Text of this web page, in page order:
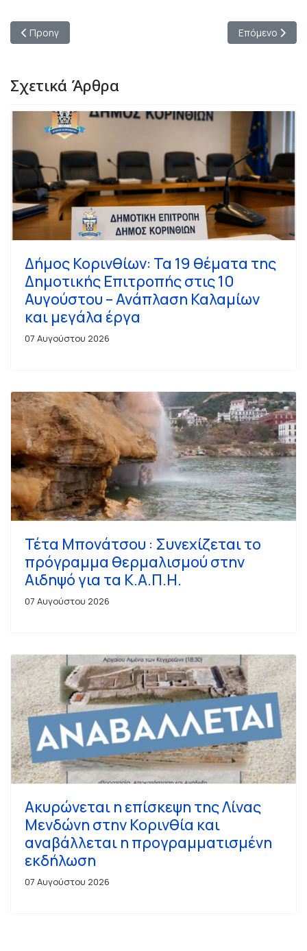
Προηγούμενο άρθρο: Τάσος Καλαντζής: «Οι νέοι πρέπει να
Προηγ Επόμενο
Επόμενο
Σχετικά Άρθρα
Δήμος Κορινθίων: Τα 19 θέματα της
Δημοτικής Επιτροπής στις 10
Αυγούστου – Ανάπλαση Καλαμίων
και μεγάλα έργα
07 Αυγούστου 2026
Τέτα Μπονάτσου : Συνεχίζεται το
πρόγραμμα θερμαλισμού στην
Αιδηψό για τα Κ.Α.Π.Η.
07 Αυγούστου 2026
Ακυρώνεται η επίσκεψη της Λίνας
Μενδώνη στην Κορινθία και
αναβάλλεται η προγραμματισμένη
εκδήλωση
07 Αυγούστου 2026